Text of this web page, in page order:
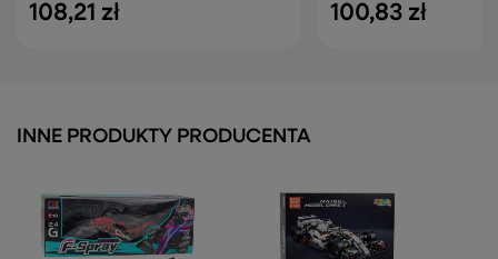
108,21 zł 100,83 zł
INNE PRODUKTY PRODUCENTA